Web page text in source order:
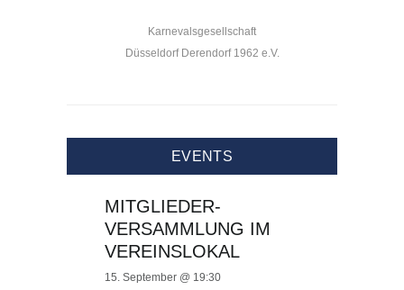
Karnevalsgesellschaft
Düsseldorf Derendorf 1962 e.V.
EVENTS
MITGLIEDER-
VERSAMMLUNG IM
VEREINSLOKAL
15. September @ 19:30